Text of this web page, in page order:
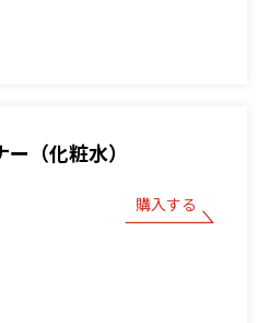
（化粧水）
購入する